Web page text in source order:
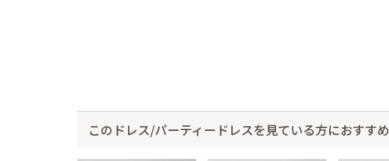
このドレス/パーティードレスを見ている方におすすめ